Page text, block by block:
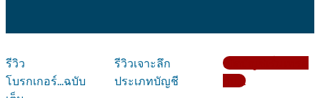
รีวิว
โบรกเกอร์...ฉบับ
รีวิวเจาะลึก
ประเภทบัญชี
เปิดบัญชีเริ่มเทรด
กับ....